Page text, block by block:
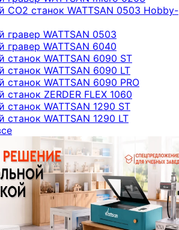
CO2 станок WATTSAN 0503 Hobby-
гравер WATTSAN 0503
гравер WATTSAN 6040
станок WATTSAN 6090 ST
станок WATTSAN 6090 LT
станок WATTSAN 6090 PRO
станок ZERDER FLEX 1060
станок WATTSAN 1290 ST
станок WATTSAN 1290 LT